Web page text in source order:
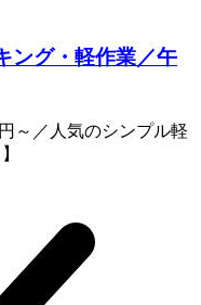
ング・軽作業／午
～／人気のシンプル軽